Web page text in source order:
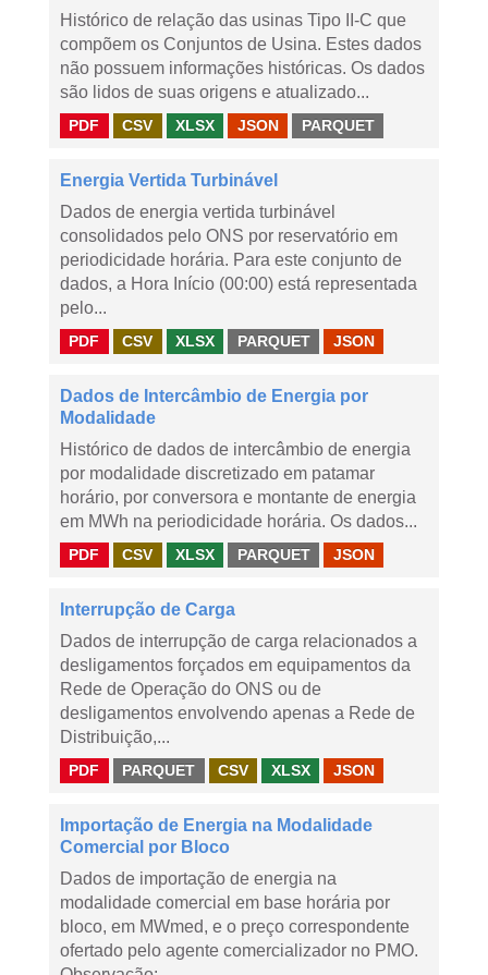
Histórico de relação das usinas Tipo II-C que
compõem os Conjuntos de Usina. Estes dados
não possuem informações históricas. Os dados
são lidos de suas origens e atualizado...
PDF CSV XLSX JSON PARQUET
Energia Vertida Turbinável
Dados de energia vertida turbinável
consolidados pelo ONS por reservatório em
periodicidade horária. Para este conjunto de
dados, a Hora Início (00:00) está representada
pelo...
PDF CSV XLSX PARQUET JSON
Dados de Intercâmbio de Energia por
Modalidade
Histórico de dados de intercâmbio de energia
por modalidade discretizado em patamar
horário, por conversora e montante de energia
em MWh na periodicidade horária. Os dados...
PDF CSV XLSX PARQUET JSON
Interrupção de Carga
Dados de interrupção de carga relacionados a
desligamentos forçados em equipamentos da
Rede de Operação do ONS ou de
desligamentos envolvendo apenas a Rede de
Distribuição,...
PDF PARQUET CSV XLSX JSON
Importação de Energia na Modalidade
Comercial por Bloco
Dados de importação de energia na
modalidade comercial em base horária por
bloco, em MWmed, e o preço correspondente
ofertado pelo agente comercializador no PMO.